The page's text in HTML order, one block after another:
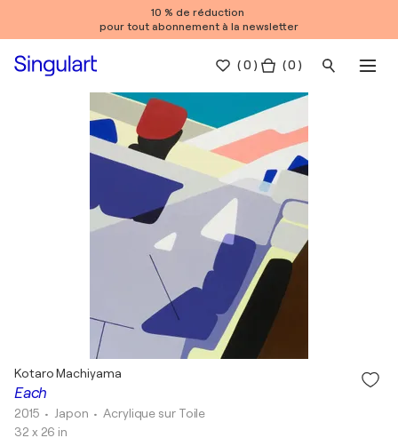
10 % de réduction
pour tout abonnement à la newsletter
(0 ) ( 0 )
Each
Kotaro Machiyama
2015 • Japon •Acrylique sur Toile
32 x 26 in